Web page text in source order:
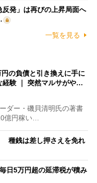
発」は再びの上昇局面へ
一覧を見る
円の負債と引き換えに手に
経験 ｜ 突然マルサがや…
ダー・磯貝清明氏の著書
億円稼い…
種銭は差し押さえを免れ
日5万円超の延滞税が積み